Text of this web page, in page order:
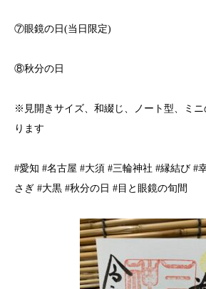
⑦眼鏡の日 (当日限定)
⑧秋分の日
※ 見開きサイズ、和綴じ、ノート型、ミ
ります
#愛知 #名古屋 #大須 #三輪神社 #縁結び #
さぎ #大黒 #秋分の日 # 目と眼鏡の旬間